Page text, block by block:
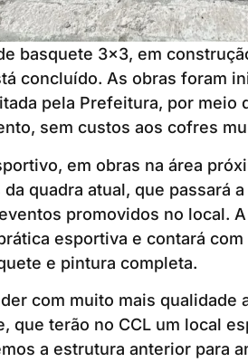
basquete 3×3, em
concluído. As obras foram
pela Prefeitura, por meio
sem custos aos cofres
em obras na área
quadra atual, que passará
promovidos no local.
esportiva e contará
e pintura completa.
com muito mais qualidade
que terão no CCL um local
a estrutura anterior para